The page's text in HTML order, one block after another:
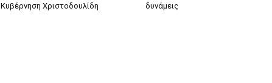
Κυβέρνηση Χριστοδουλίδη
δυνάμεις